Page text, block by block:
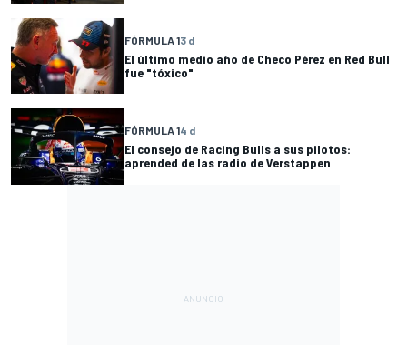
FÓRMULA 13 d
El último medio año de Checo Pérez en Red Bull
fue "tóxico"
FÓRMULA 14 d
El consejo de Racing Bulls a sus pilotos:
aprended de las radio de Verstappen